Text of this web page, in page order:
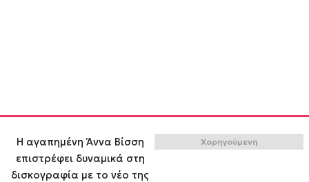
Η αγαπημένη Άννα Βίσση
επιστρέφει δυναμικά στη
δισκογραφία με το νέο της
Χορηγούμενη